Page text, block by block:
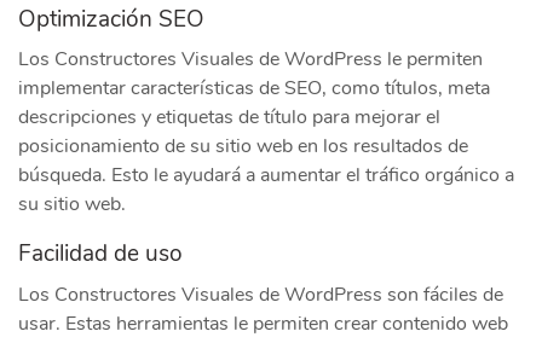
Optimización SEO
Los Constructores Visuales de WordPress le permiten
implementar características de SEO, como títulos, meta
descripciones y etiquetas de título para mejorar el
posicionamiento de su sitio web en los resultados de
búsqueda. Esto le ayudará a aumentar el tráfico orgánico a
su sitio web.
Facilidad de uso
Los Constructores Visuales de WordPress son fáciles de
usar. Estas herramientas le permiten crear contenido web